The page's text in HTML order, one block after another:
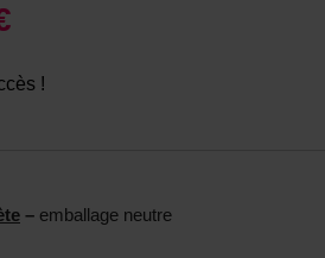
!
– emballage neutre